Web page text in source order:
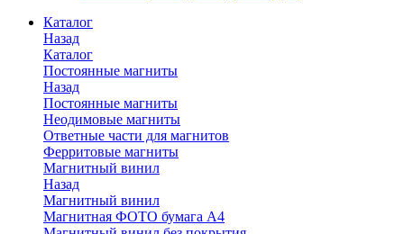
Каталог
Назад
Каталог
Постоянные магниты
Назад
Постоянные магниты
Неодимовые магниты
Ответные части для магнитов
Ферритовые магниты
Магнитный винил
Назад
Магнитный винил
Магнитная ФОТО бумага А4